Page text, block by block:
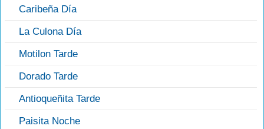
Caribeña Día
La Culona Día
Motilon Tarde
Dorado Tarde
Antioqueñita Tarde
Paisita Noche